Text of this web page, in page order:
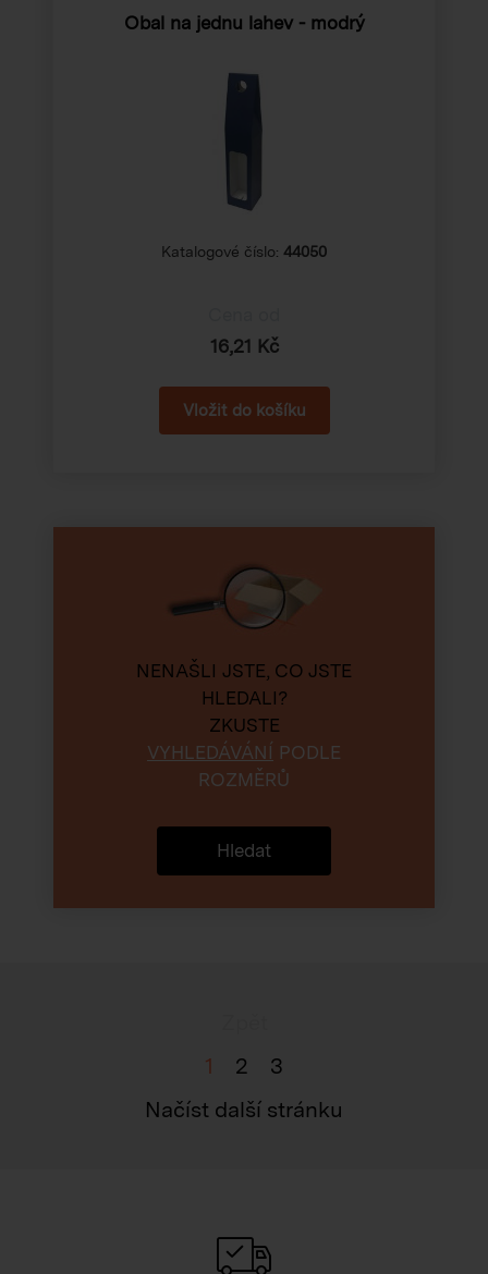
Obal na jednu lahev - modrý
Katalogové číslo: 44050
16,21 Kč
NENAŠLI JSTE, CO JSTE
HLEDALI?
ZKUSTE
VYHLEDÁVÁNÍ PODLE
ROZMĚRŮ
Hledat
1
2
3
Načíst další stránku